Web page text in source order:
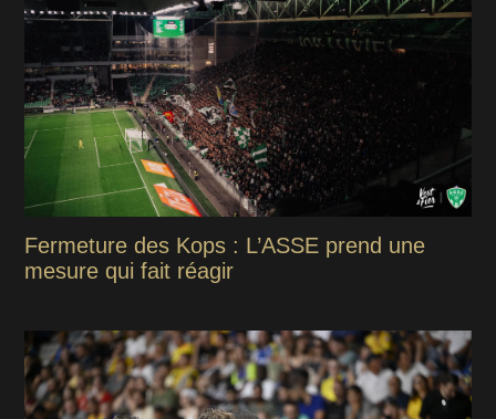
Fermeture des Kops : L’ASSE prend une
mesure qui fait réagir